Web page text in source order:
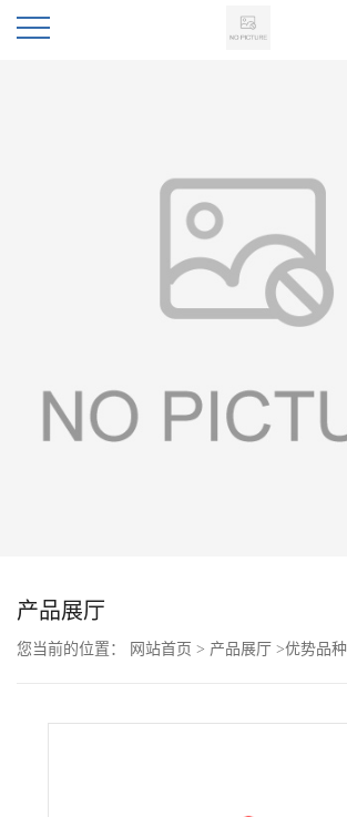
动
产品展厅
您当前的位置： 网站首页 > 产品展厅 >优势品种